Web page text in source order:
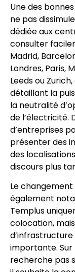
Une des
ne pas
dédiée aux
consulter
Madrid,
Londres, Paris,
Leeds ou
détaillant la
la neutralité
de l’électricité.
d’entreprises
présenter des
des
discours plus
Le
également
Templus
colocation,
importante.
recherche pas